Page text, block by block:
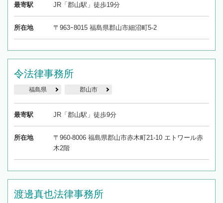
最寄駅 JR「郡山駅」徒歩19分
所在地 〒963ｰ8015 福島県郡山市細沼町5-2
令法律事務所
福島県 郡山市
最寄駅 JR「郡山駅」徒歩9分
所在地
〒960-8006 福島県郡山市赤木町21-10 エトワール赤
木2階
渡邊真也法律事務所